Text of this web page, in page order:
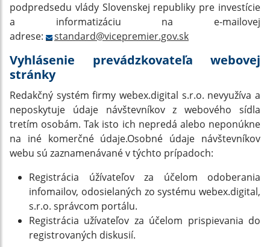
podpredsedu vlády Slovenskej republiky pre investície
a informatizáciu na e-mailovej
adrese:
standard@vicepremier.gov.sk
Vyhlásenie prevádzkovateľa webovej
stránky
Redakčný systém firmy webex.digital s.r.o. nevyužíva a
neposkytuje údaje návštevníkov z webového sídla
tretím osobám. Tak isto ich nepredá alebo neponúkne
na iné komerčné údaje.Osobné údaje návštevníkov
webu sú zaznamenávané v týchto prípadoch:
Registrácia úžívateľov za účelom odoberania
infomailov, odosielaných zo systému webex.digital,
s.r.o. správcom portálu.
Registrácia užívateľov za účelom prispievania do
registrovaných diskusií.